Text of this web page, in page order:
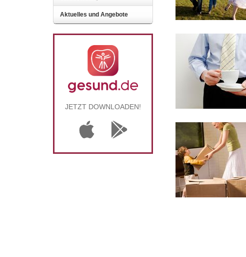
Aktuelles und Angebote
JETZT DOWNLOADEN!